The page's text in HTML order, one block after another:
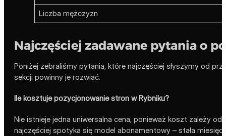
Liczba mężczyzn
Najczęściej zadawane pytania o
Poniżej zebraliśmy pytania, które najczęściej słyszymy od
sekcji powinny je rozwiać.
Ile kosztuje pozycjonowanie stron w Rybniku?
Nie istnieje jedna uniwersalna cena, ponieważ koszt zależy
najczęściej spotyka się model abonamentowy – stała